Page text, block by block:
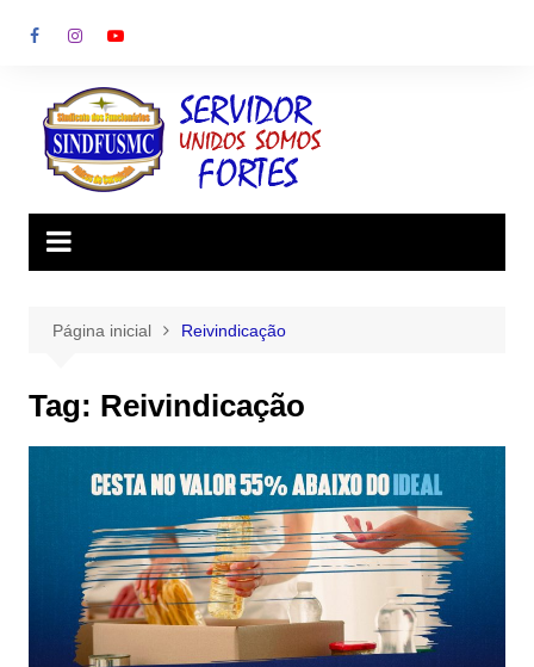
para
conteúdo
Página inicial Reivindicação
Tag: Reivindicação